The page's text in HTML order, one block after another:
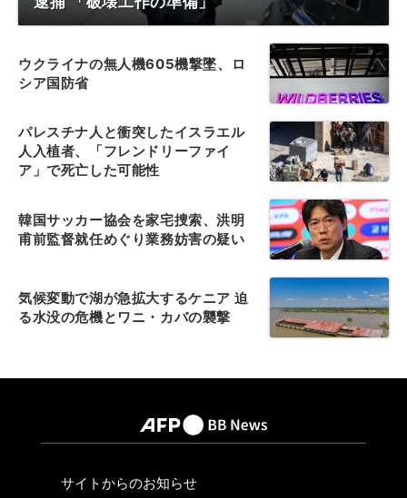
ウクライナの無人機605機撃墜、ロ
シア国防省
パレスチナ人と衝突したイスラエル
人入植者、「フレンドリーファイ
ア」で死亡した可能性
韓国サッカー協会を家宅捜索、洪明
甫前監督就任めぐり業務妨害の疑い
気候変動で湖が急拡大するケニア 迫
る水没の危機とワニ・カバの襲撃
サイトからのお知らせ